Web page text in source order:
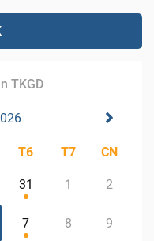
TKGD
T6 T7 CN
31 1 2
7 8 9